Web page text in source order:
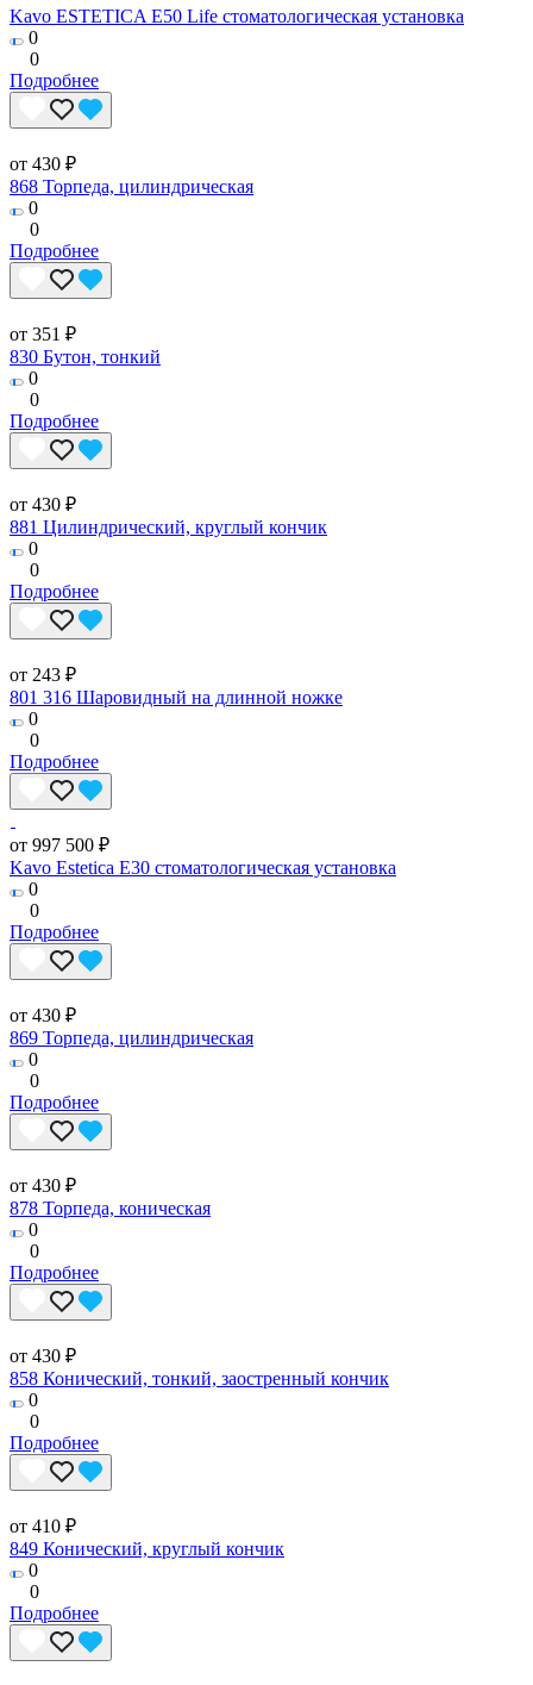
Kavo ESTETICA E50 Life стоматологическая установка
0
0
Подробнее
от 430 ₽
868 Торпеда, цилиндрическая
0
0
Подробнее
от 351 ₽
830 Бутон, тонкий
0
0
Подробнее
от 430 ₽
881 Цилиндрический, круглый кончик
0
0
Подробнее
от 243 ₽
801 316 Шаровидный на длинной ножке
0
0
Подробнее
от 997 500 ₽
Kavo Estetica E30 стоматологическая установка
0
0
Подробнее
от 430 ₽
869 Торпеда, цилиндрическая
0
0
Подробнее
от 430 ₽
878 Торпеда, коническая
0
0
Подробнее
от 430 ₽
858 Конический, тонкий, заостренный кончик
0
0
Подробнее
от 410 ₽
849 Конический, круглый кончик
0
0
Подробнее